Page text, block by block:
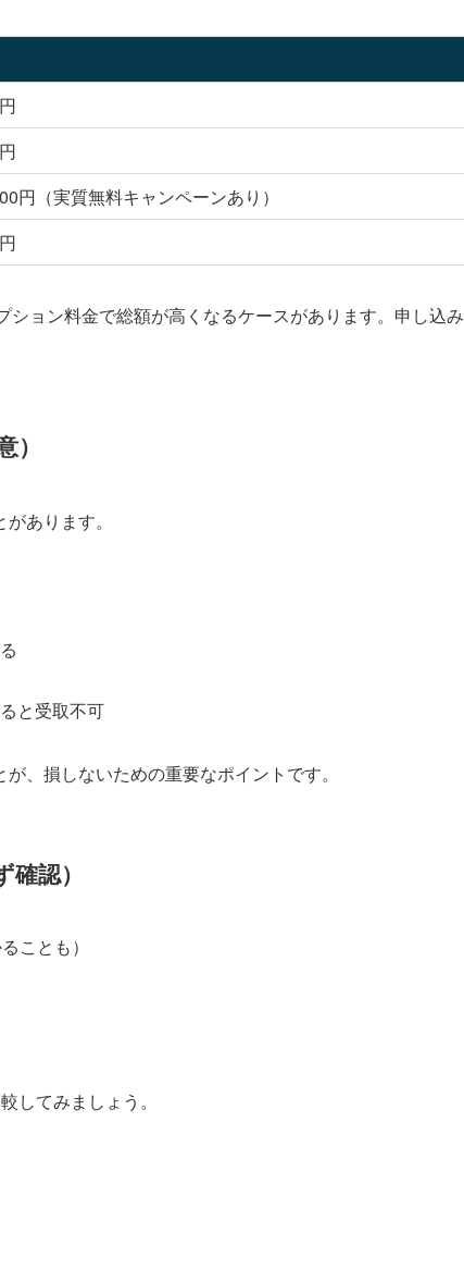
円（実質無料キャンペーンあり）
ション料金で総額が高くなるケースがあります。申し込み
あります。
と受取不可
が、損しないための重要なポイントです。
認）
ことも）
してみましょう。